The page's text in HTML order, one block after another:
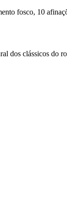
fosco, 10
dos clássicos do